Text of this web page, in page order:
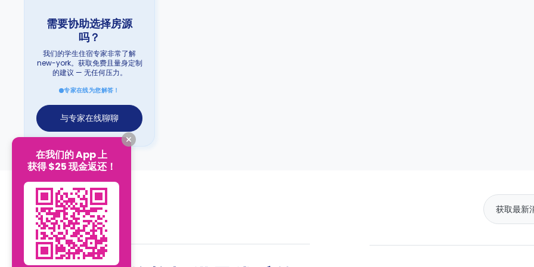
需要协助选择房源
吗？
我们的学生住宿专家非常了解
new-york。获取免费且量身定制
的建议 — 无任何压力。
专家在线为您解答！
与专家在线聊聊
在我们的 App 上
获得 $25 现金返还！